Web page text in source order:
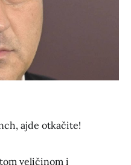
ajde otkačite!
veličinom i